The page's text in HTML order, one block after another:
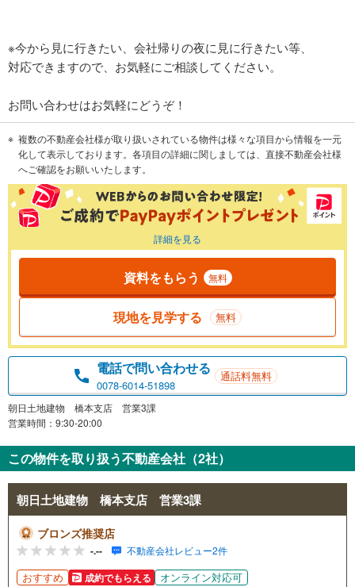
※今から見に行きたい、会社帰りの夜に見に行きたい等、
対応できますので、お気軽にご相談してください。
お問い合わせはお気軽にどうぞ！
複数の不動産会社様が取り扱いされている物件は様々な項目から情報を一元
化して表示しております。各項目の詳細に関しましては、直接不動産会社様
へご確認をお願いいたします。
詳細を見る
資料をもらう 無料
現地を見学する 無料
電話で問い合わせる
0078-6014-51898
通話料無料
朝日土地建物 橋本支店 営業3課
営業時間：9:30-20:00
この物件を取り扱う不動産会社（2社）
朝日土地建物 橋本支店 営業3課
ブロンズ推奨店
-.-- 不動産会社レビュー2件
おすすめ 成約でもらえる オンライン対応可